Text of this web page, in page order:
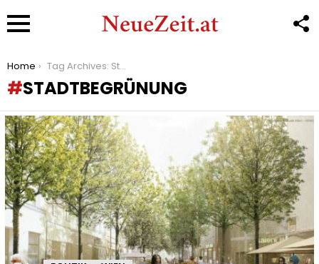
You are here:
Home Tag Archives: Stadtbegrünung
STADTBEGRÜNUNG
LATEST
STORIES